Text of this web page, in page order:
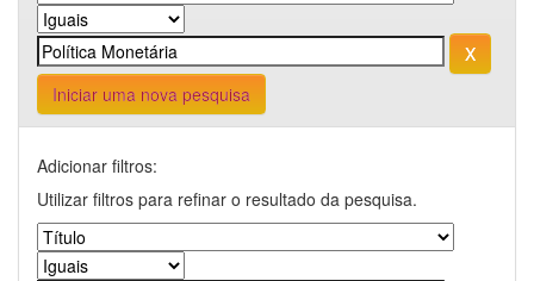
Iniciar uma nova pesquisa
Adicionar filtros:
Utilizar filtros para refinar o resultado da pesquisa.